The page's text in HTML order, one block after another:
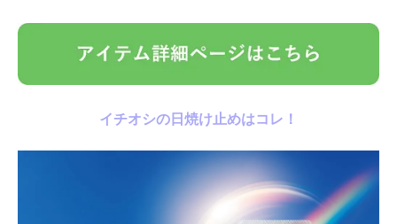
イチオシの日焼け止めはコレ！